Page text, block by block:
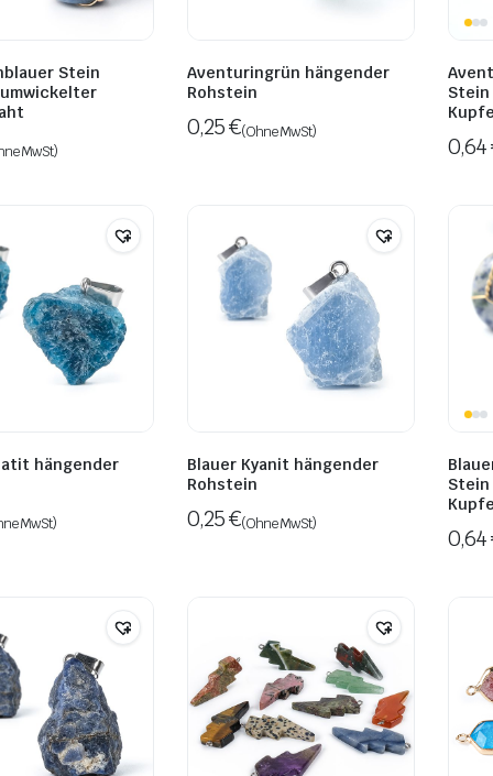
Stein
MwSt)
Aventuringrün hängender
Rohstein
0,25€(Ohne MwSt)
0,64
hängender
MwSt)
Blauer Kyanit hängender
Rohstein
0,25€(Ohne MwSt)
0,64